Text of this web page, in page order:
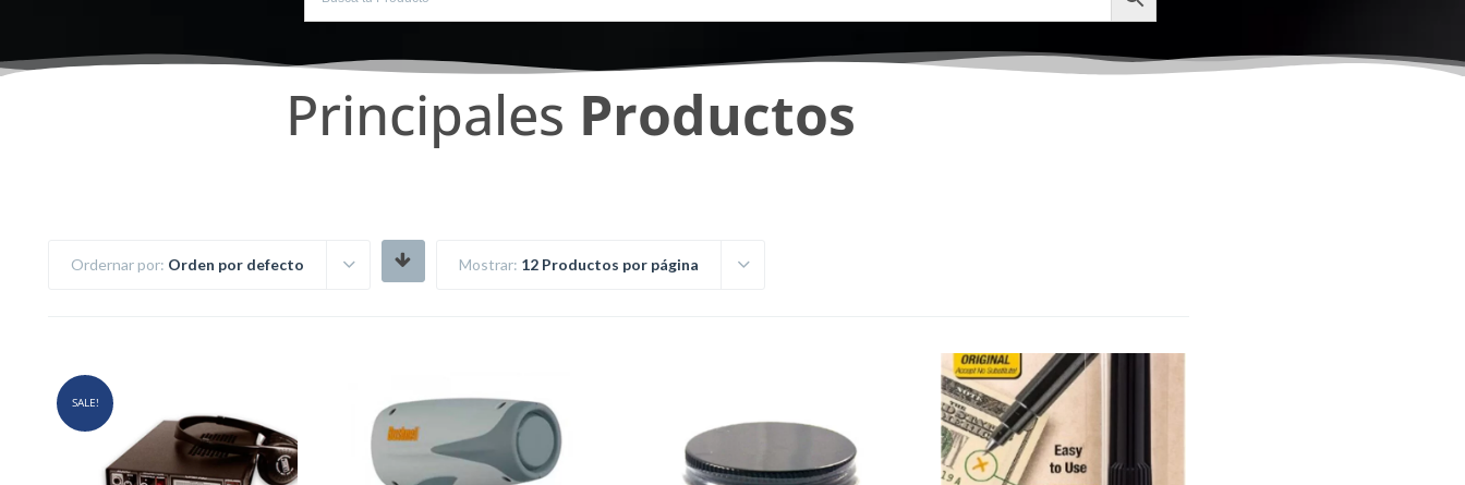
Principales Productos
Ordernar por: Orden por defecto Mostrar: 12 Productos por página
SALE!